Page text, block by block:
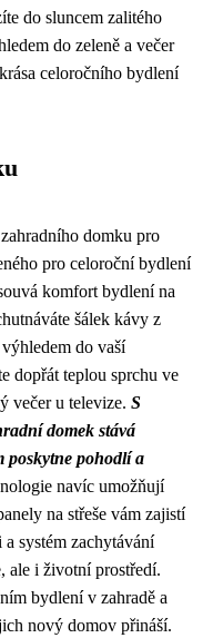
do sluncem zalitého
do zeleně a večer
celoročního bydlení
domku pro
pro celoroční bydlení
komfort bydlení na
šálek kávy z
do vaší
dopřát teplou sprchu ve
večer u televize. S
domek stává
poskytne pohodlí a
navíc umožňují
na střeše vám zajistí
systém zachytávání
ale i životní prostředí.
bydlení v zahradě a
nový domov přináší.